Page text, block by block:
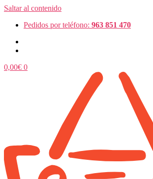
Saltar al contenido
Pedidos por teléfono: 963 851 470
0,00€ 0